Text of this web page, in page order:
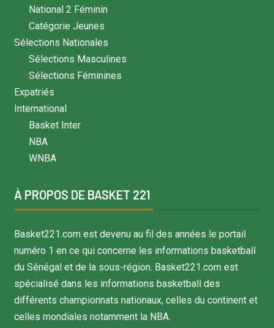
National 2 Féminin
Catégorie Jeunes
Sélections Nationales
Sélections Masculines
Sélections Féminines
Expatriés
International
Basket Inter
NBA
WNBA
À PROPOS DE BASKET 221
Basket221.com est devenu au fil des années le portail
numéro 1 en ce qui concerne les informations basketball
du Sénégal et de la sous-région. Basket221.com est
spécialisé dans les informations basketball des
différents championnats nationaux, celles du continent et
celles mondiales notamment la NBA.